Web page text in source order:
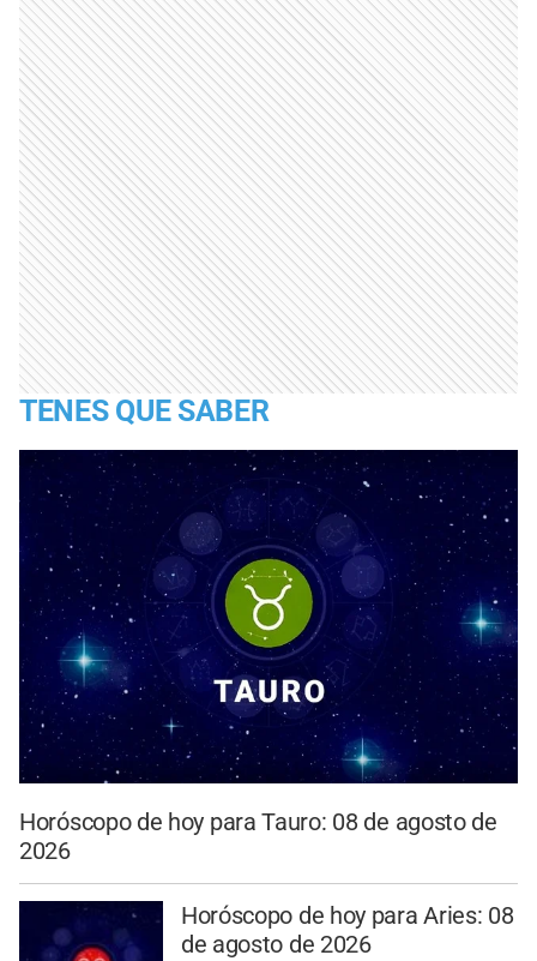
TENES QUE SABER
Horóscopo de hoy para Tauro: 08 de agosto de
2026
Horóscopo de hoy para Aries: 08
de agosto de 2026